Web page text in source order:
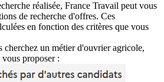
réalisée, France Travail peut vous
de recherche d'offres. Ces
en fonction des critères que vous
cherchez un métier d'ouvrier agricole,
proposer :